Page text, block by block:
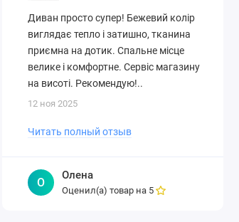
Диван просто супер! Бежевий колір
виглядає тепло і затишно, тканина
приємна на дотик. Спальне місце
велике і комфортне. Сервіс магазину
на висоті. Рекомендую!..
12 ноя 2025
Читать полный отзыв
О
Олена
Оценил(а) товар на 5